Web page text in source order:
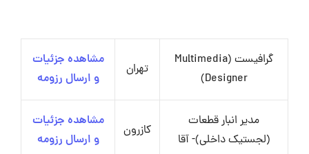
گرافیست (Multimedia
Designer)
تهران
مشاهده جزئیات
و ارسال رزومه
مدیر انبار قطعات
(لجستیک داخلی)- آقا
کازرون
مشاهده جزئیات
و ارسال رزومه